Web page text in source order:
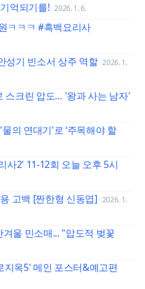
억되기를! 2026. 1. 6.
ㅋㅋㅋ #흑백요리사
성기 빈소서 상주 역할 2026. 1.
스크린 압도… '왕과 사는 남자'
의 연대기'로 ‘주목해야 할
사2' 11-12회 오늘 오후 5시
고백 [짠한형 신동엽] 2026. 1.
울 민소매... "압도적 벚꽃
지옥5' 메인 포스터&예고편